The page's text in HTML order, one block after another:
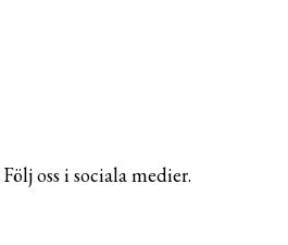
oss i sociala medier.